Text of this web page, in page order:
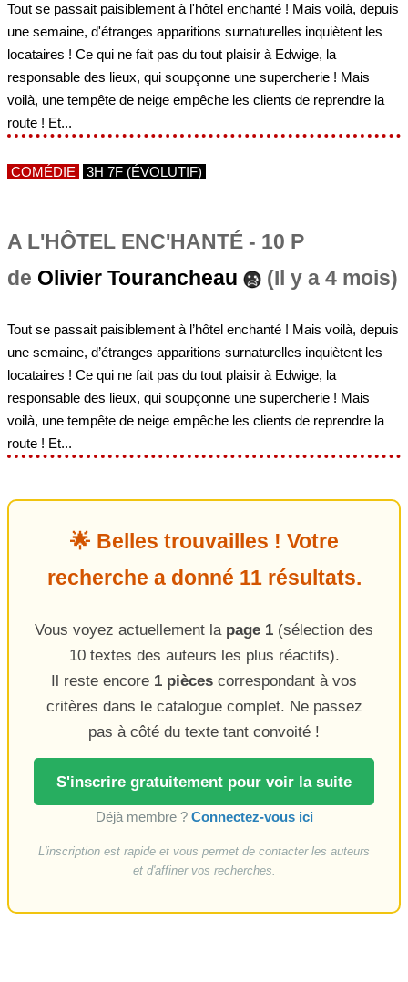
Tout se passait paisiblement à l'hôtel enchanté ! Mais voilà, depuis
une semaine, d'étranges apparitions surnaturelles inquiètent les
locataires ! Ce qui ne fait pas du tout plaisir à Edwige, la
responsable des lieux, qui soupçonne une supercherie ! Mais
voilà, une tempête de neige empêche les clients de reprendre la
route ! Et...
COMÉDIE 3H 7F (ÉVOLUTIF)
A L'HÔTEL ENC'HANTÉ - 10 P
de Olivier Tourancheau (Il y a 4 mois)
Tout se passait paisiblement à l’hôtel enchanté ! Mais voilà, depuis
une semaine, d’étranges apparitions surnaturelles inquiètent les
locataires ! Ce qui ne fait pas du tout plaisir à Edwige, la
responsable des lieux, qui soupçonne une supercherie ! Mais
voilà, une tempête de neige empêche les clients de reprendre la
route ! Et...
🌟 Belles trouvailles ! Votre
recherche a donné 11 résultats.
Vous voyez actuellement la page 1 (sélection des
10 textes des auteurs les plus réactifs).
Il reste encore 1 pièces correspondant à vos
critères dans le catalogue complet. Ne passez
pas à côté du texte tant convoité !
S'inscrire gratuitement pour voir la suite
Déjà membre ? Connectez-vous ici
L'inscription est rapide et vous permet de contacter les auteurs
et d'affiner vos recherches.